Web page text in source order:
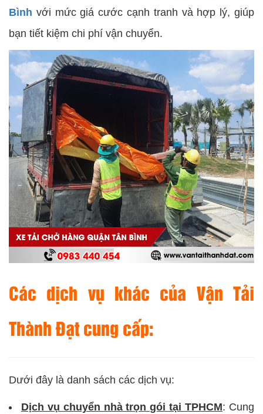
Bình với mức giá cước cạnh tranh và hợp lý, giúp
bạn tiết kiệm chi phí vận chuyển.
Các dịch vụ khác của Vận Tải
Thành Đạtcung cấp:
Dưới đây là danh sách các dịch vụ:
Dịch vụ chuyển nhà trọn gói tại TPHCM: Cung